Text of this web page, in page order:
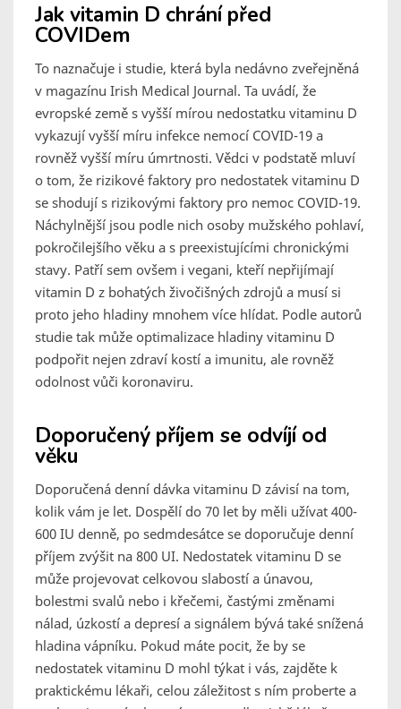
Jak vitamin D chrání před
COVIDem
To naznačuje i studie, která byla nedávno zveřejněná
v magazínu Irish Medical Journal. Ta uvádí, že
evropské země s vyšší mírou nedostatku vitaminu D
vykazují vyšší míru infekce nemocí COVID-19 a
rovněž vyšší míru úmrtnosti. Vědci v podstatě mluví
o tom, že rizikové faktory pro nedostatek vitaminu D
se shodují s rizikovými faktory pro nemoc COVID-19.
Náchylnější jsou podle nich osoby mužského pohlaví,
pokročilejšího věku a s preexistujícími chronickými
stavy. Patří sem ovšem i vegani, kteří nepřijímají
vitamin D z bohatých živočišných zdrojů a musí si
proto jeho hladiny mnohem více hlídat. Podle autorů
studie tak může optimalizace hladiny vitaminu D
podpořit nejen zdraví kostí a imunitu, ale rovněž
odolnost vůči koronaviru.
Doporučený příjem se odvíjí od
věku
Doporučená denní dávka vitaminu D závisí na tom,
kolik vám je let. Dospělí do 70 let by měli užívat 400-
600 IU denně, po sedmdesátce se doporučuje denní
příjem zvýšit na 800 UI. Nedostatek vitaminu D se
může projevovat celkovou slabostí a únavou,
bolestmi svalů nebo i křečemi, častými změnami
nálad, úzkostí a depresí a signálem bývá také snížená
hladina vápníku. Pokud máte pocit, že by se
nedostatek vitaminu D mohl týkat i vás, zajděte k
praktickému lékaři, celou záležitost s ním proberte a